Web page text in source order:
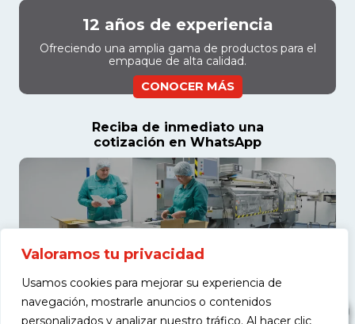
Valoramos tu privacidad
Usamos cookies para mejorar su experiencia de
navegación, mostrarle anuncios o contenidos
personalizados y analizar nuestro tráfico. Al hacer clic
12 años de experiencia
Ofreciendo una amplia gama de productos para el
empaque de alta calidad.
CONOCER MÁS
Reciba de inmediato una
cotización en WhatsApp